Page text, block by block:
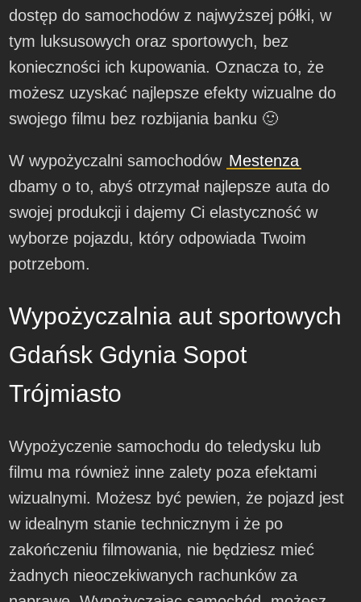
dostęp do samochodów z najwyższej półki, w
tym luksusowych oraz sportowych, bez
konieczności ich kupowania. Oznacza to, że
możesz uzyskać najlepsze efekty wizualne do
swojego filmu bez rozbijania banku 🙂
W wypożyczalni samochodów Mestenza
dbamy o to, abyś otrzymał najlepsze auta do
swojej produkcji i dajemy Ci elastyczność w
wyborze pojazdu, który odpowiada Twoim
potrzebom.
Wypożyczalnia aut sportowych
Gdańsk Gdynia Sopot
Trójmiasto
Wypożyczenie samochodu do teledysku lub
filmu ma również inne zalety poza efektami
wizualnymi. Możesz być pewien, że pojazd jest
w idealnym stanie technicznym i że po
zakończeniu filmowania, nie będziesz mieć
żadnych nieoczekiwanych rachunków za